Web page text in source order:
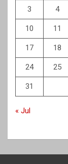
3 4
10 11
17 18
24 25
31
« Jul